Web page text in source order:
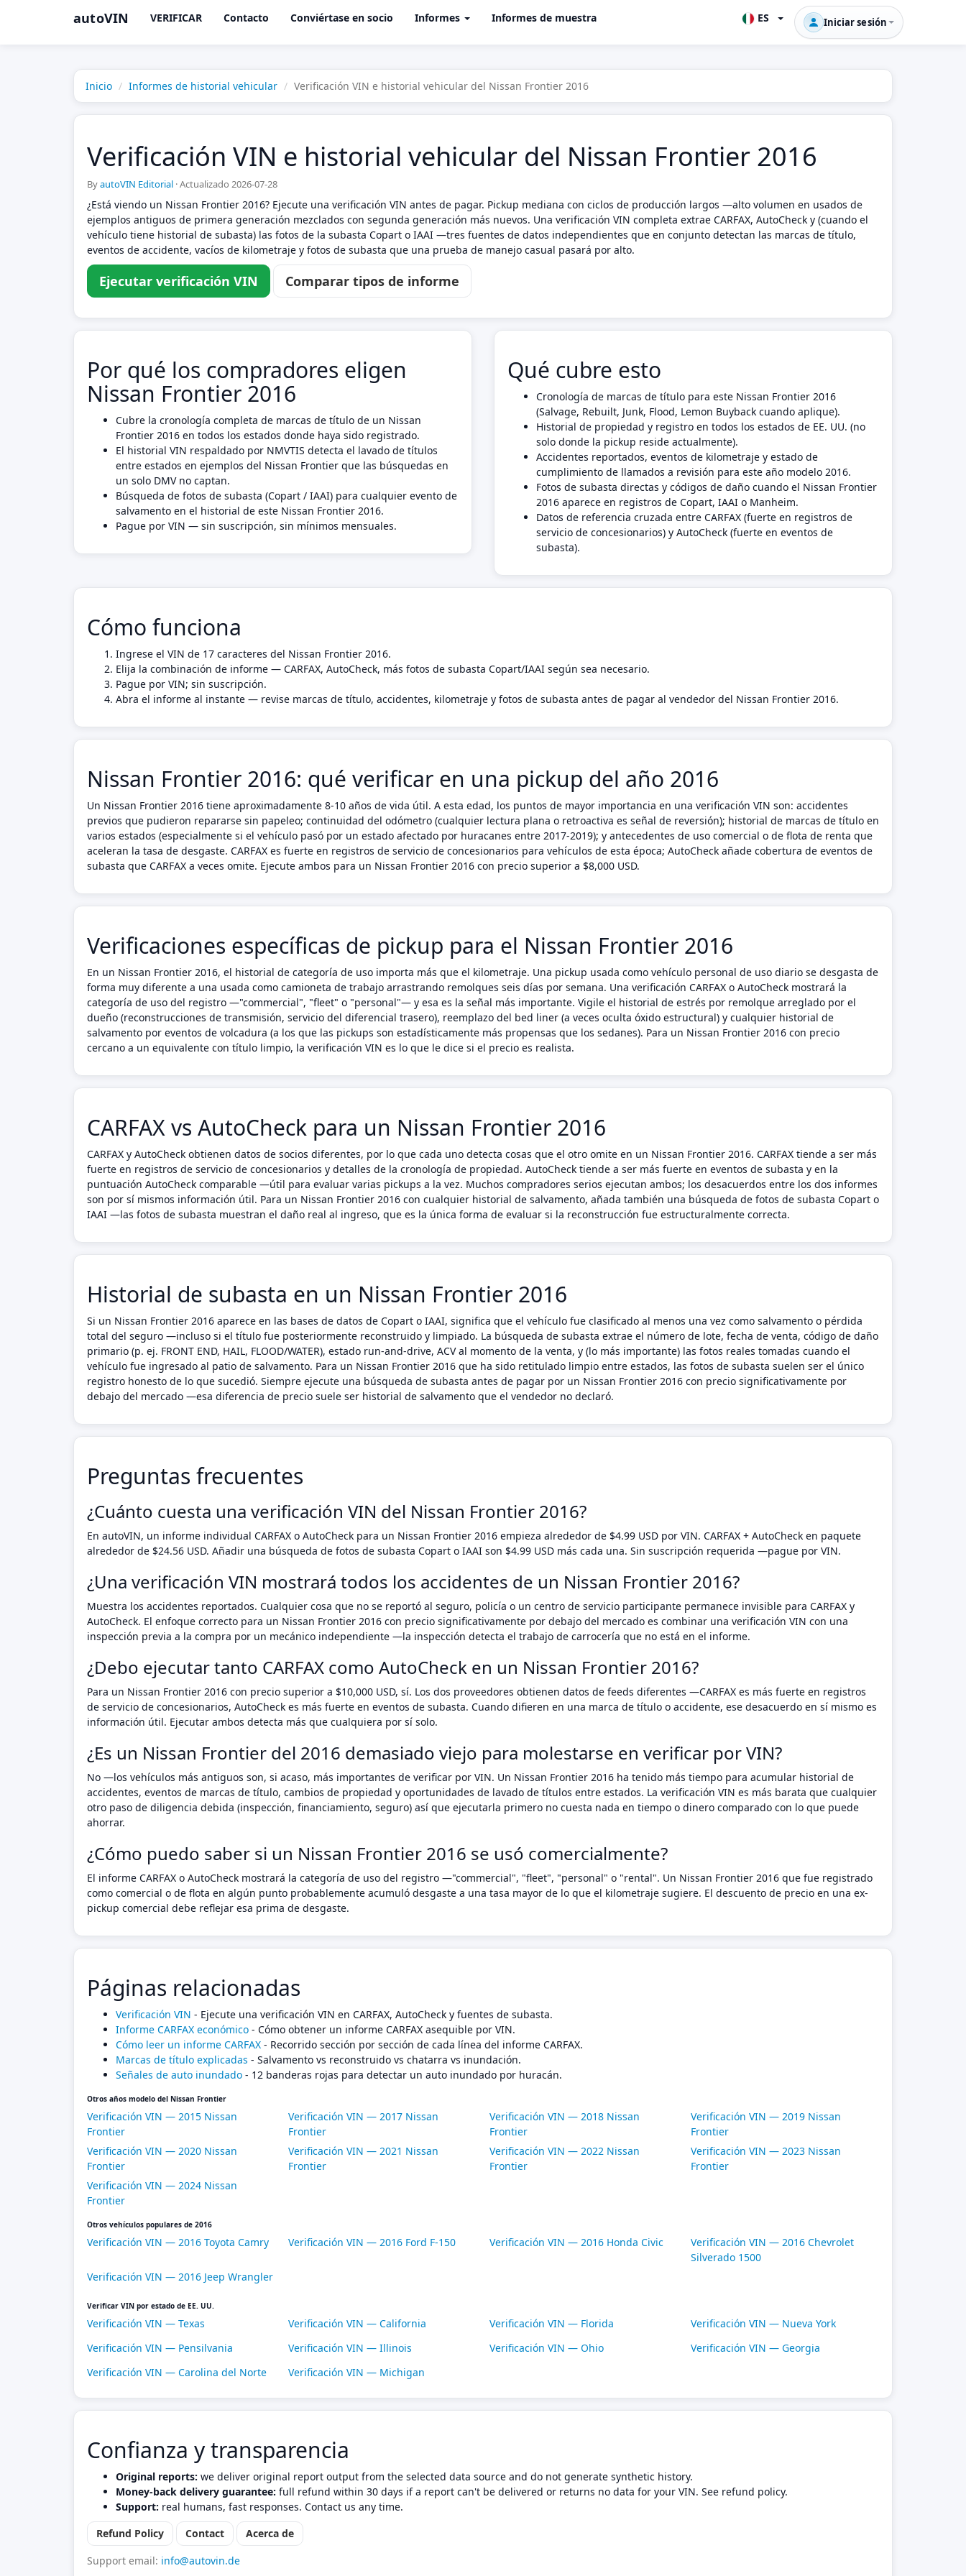
autoVIN VERIFICAR Contacto Conviértase en socio Informes Informes de muestra ES Iniciar sesión
Inicio Informes de historial vehicular Verificación VIN e historial vehicular del Nissan Frontier 2016
Verificación VIN e historial vehicular del Nissan Frontier 2016
ByautoVIN Editorial ·Actualizado 2026-07-28
¿Está viendo un Nissan Frontier 2016? Ejecute una verificación VIN antes de pagar. Pickup mediana con ciclos de producción largos —alto volumen en usados de
ejemplos antiguos de primera generación mezclados con segunda generación más nuevos. Una verificación VIN completa extrae CARFAX, AutoCheck y (cuando el
vehículo tiene historial de subasta) las fotos de la subasta Copart o IAAI —tres fuentes de datos independientes que en conjunto detectan las marcas de título,
eventos de accidente, vacíos de kilometraje y fotos de subasta que una prueba de manejo casual pasará por alto.
Ejecutar verificación VIN Comparar tipos de informe
Por qué los compradores eligen
Nissan Frontier 2016
Cubre la cronología completa de marcas de título de un Nissan
Frontier 2016 en todos los estados donde haya sido registrado.
El historial VIN respaldado por NMVTIS detecta el lavado de títulos
entre estados en ejemplos del Nissan Frontier que las búsquedas en
un solo DMV no captan.
Búsqueda de fotos de subasta (Copart / IAAI) para cualquier evento de
salvamento en el historial de este Nissan Frontier 2016.
Pague por VIN — sin suscripción, sin mínimos mensuales.
Qué cubre esto
Cronología de marcas de título para este Nissan Frontier 2016
(Salvage, Rebuilt, Junk, Flood, Lemon Buyback cuando aplique).
Historial de propiedad y registro en todos los estados de EE. UU. (no
solo donde la pickup reside actualmente).
Accidentes reportados, eventos de kilometraje y estado de
cumplimiento de llamados a revisión para este año modelo 2016.
Fotos de subasta directas y códigos de daño cuando el Nissan Frontier
2016 aparece en registros de Copart, IAAI o Manheim.
Datos de referencia cruzada entre CARFAX (fuerte en registros de
servicio de concesionarios) y AutoCheck (fuerte en eventos de
subasta).
Cómo funciona
Ingrese el VIN de 17 caracteres del Nissan Frontier 2016.
Elija la combinación de informe — CARFAX, AutoCheck, más fotos de subasta Copart/IAAI según sea necesario.
Pague por VIN; sin suscripción.
Abra el informe al instante — revise marcas de título, accidentes, kilometraje y fotos de subasta antes de pagar al vendedor del Nissan Frontier 2016.
Nissan Frontier 2016: qué verificar en una pickup del año 2016
Un Nissan Frontier 2016 tiene aproximadamente 8-10 años de vida útil. A esta edad, los puntos de mayor importancia en una verificación VIN son: accidentes
previos que pudieron repararse sin papeleo; continuidad del odómetro (cualquier lectura plana o retroactiva es señal de reversión); historial de marcas de título en
varios estados (especialmente si el vehículo pasó por un estado afectado por huracanes entre 2017-2019); y antecedentes de uso comercial o de flota de renta que
aceleran la tasa de desgaste. CARFAX es fuerte en registros de servicio de concesionarios para vehículos de esta época; AutoCheck añade cobertura de eventos de
subasta que CARFAX a veces omite. Ejecute ambos para un Nissan Frontier 2016 con precio superior a $8,000 USD.
Verificaciones específicas de pickup para el Nissan Frontier 2016
En un Nissan Frontier 2016, el historial de categoría de uso importa más que el kilometraje. Una pickup usada como vehículo personal de uso diario se desgasta de
forma muy diferente a una usada como camioneta de trabajo arrastrando remolques seis días por semana. Una verificación CARFAX o AutoCheck mostrará la
categoría de uso del registro —"commercial", "fleet" o "personal"— y esa es la señal más importante. Vigile el historial de estrés por remolque arreglado por el
dueño (reconstrucciones de transmisión, servicio del diferencial trasero), reemplazo del bed liner (a veces oculta óxido estructural) y cualquier historial de
salvamento por eventos de volcadura (a los que las pickups son estadísticamente más propensas que los sedanes). Para un Nissan Frontier 2016 con precio
cercano a un equivalente con título limpio, la verificación VIN es lo que le dice si el precio es realista.
CARFAX vs AutoCheck para un Nissan Frontier 2016
CARFAX y AutoCheck obtienen datos de socios diferentes, por lo que cada uno detecta cosas que el otro omite en un Nissan Frontier 2016. CARFAX tiende a ser más
fuerte en registros de servicio de concesionarios y detalles de la cronología de propiedad. AutoCheck tiende a ser más fuerte en eventos de subasta y en la
puntuación AutoCheck comparable —útil para evaluar varias pickups a la vez. Muchos compradores serios ejecutan ambos; los desacuerdos entre los dos informes
son por sí mismos información útil. Para un Nissan Frontier 2016 con cualquier historial de salvamento, añada también una búsqueda de fotos de subasta Copart o
IAAI —las fotos de subasta muestran el daño real al ingreso, que es la única forma de evaluar si la reconstrucción fue estructuralmente correcta.
Historial de subasta en un Nissan Frontier 2016
Si un Nissan Frontier 2016 aparece en las bases de datos de Copart o IAAI, significa que el vehículo fue clasificado al menos una vez como salvamento o pérdida
total del seguro —incluso si el título fue posteriormente reconstruido y limpiado. La búsqueda de subasta extrae el número de lote, fecha de venta, código de daño
primario (p. ej. FRONT END, HAIL, FLOOD/WATER), estado run-and-drive, ACV al momento de la venta, y (lo más importante) las fotos reales tomadas cuando el
vehículo fue ingresado al patio de salvamento. Para un Nissan Frontier 2016 que ha sido retitulado limpio entre estados, las fotos de subasta suelen ser el único
registro honesto de lo que sucedió. Siempre ejecute una búsqueda de subasta antes de pagar por un Nissan Frontier 2016 con precio significativamente por
debajo del mercado —esa diferencia de precio suele ser historial de salvamento que el vendedor no declaró.
Preguntas frecuentes
¿Cuánto cuesta una verificación VIN del Nissan Frontier 2016?
En autoVIN, un informe individual CARFAX o AutoCheck para un Nissan Frontier 2016 empieza alrededor de $4.99 USD por VIN. CARFAX + AutoCheck en paquete
alrededor de $24.56 USD. Añadir una búsqueda de fotos de subasta Copart o IAAI son $4.99 USD más cada una. Sin suscripción requerida —pague por VIN.
¿Una verificación VIN mostrará todos los accidentes de un Nissan Frontier 2016?
Muestra los accidentes reportados. Cualquier cosa que no se reportó al seguro, policía o un centro de servicio participante permanece invisible para CARFAX y
AutoCheck. El enfoque correcto para un Nissan Frontier 2016 con precio significativamente por debajo del mercado es combinar una verificación VIN con una
inspección previa a la compra por un mecánico independiente —la inspección detecta el trabajo de carrocería que no está en el informe.
¿Debo ejecutar tanto CARFAX como AutoCheck en un Nissan Frontier 2016?
Para un Nissan Frontier 2016 con precio superior a $10,000 USD, sí. Los dos proveedores obtienen datos de feeds diferentes —CARFAX es más fuerte en registros
de servicio de concesionarios, AutoCheck es más fuerte en eventos de subasta. Cuando difieren en una marca de título o accidente, ese desacuerdo en sí mismo es
información útil. Ejecutar ambos detecta más que cualquiera por sí solo.
¿Es un Nissan Frontier del 2016 demasiado viejo para molestarse en verificar por VIN?
No —los vehículos más antiguos son, si acaso, más importantes de verificar por VIN. Un Nissan Frontier 2016 ha tenido más tiempo para acumular historial de
accidentes, eventos de marcas de título, cambios de propiedad y oportunidades de lavado de títulos entre estados. La verificación VIN es más barata que cualquier
otro paso de diligencia debida (inspección, financiamiento, seguro) así que ejecutarla primero no cuesta nada en tiempo o dinero comparado con lo que puede
ahorrar.
¿Cómo puedo saber si un Nissan Frontier 2016 se usó comercialmente?
El informe CARFAX o AutoCheck mostrará la categoría de uso del registro —"commercial", "fleet", "personal" o "rental". Un Nissan Frontier 2016 que fue registrado
como comercial o de flota en algún punto probablemente acumuló desgaste a una tasa mayor de lo que el kilometraje sugiere. El descuento de precio en una ex-
pickup comercial debe reflejar esa prima de desgaste.
Páginas relacionadas
Verificación VIN - Ejecute una verificación VIN en CARFAX, AutoCheck y fuentes de subasta.
Informe CARFAX económico - Cómo obtener un informe CARFAX asequible por VIN.
Cómo leer un informe CARFAX - Recorrido sección por sección de cada línea del informe CARFAX.
Marcas de título explicadas - Salvamento vs reconstruido vs chatarra vs inundación.
Señales de auto inundado - 12 banderas rojas para detectar un auto inundado por huracán.
Otros años modelo del Nissan Frontier
Verificación VIN — 2015 Nissan
Frontier
Verificación VIN — 2017 Nissan
Frontier
Verificación VIN — 2018 Nissan
Frontier
Verificación VIN — 2019 Nissan
Frontier
Verificación VIN — 2020 Nissan
Frontier
Verificación VIN — 2021 Nissan
Frontier
Verificación VIN — 2022 Nissan
Frontier
Verificación VIN — 2023 Nissan
Frontier
Verificación VIN — 2024 Nissan
Frontier
Otros vehículos populares de 2016
Verificación VIN — 2016 Toyota Camry Verificación VIN — 2016 Ford F-150 Verificación VIN — 2016 Honda Civic
Verificación VIN — 2016 Chevrolet
Silverado 1500
Verificación VIN — 2016 Jeep Wrangler
Verificar VIN por estado de EE. UU.
Verificación VIN — Texas Verificación VIN — California Verificación VIN — Florida
Verificación VIN — Nueva York
Verificación VIN — Pensilvania
Verificación VIN — Illinois Verificación VIN — Ohio
Verificación VIN — Georgia
Verificación VIN — Carolina del Norte
Verificación VIN — Michigan
Confianza y transparencia
Original reports: we deliver original report output from the selected data source and do not generate synthetic history.
Money-back delivery guarantee: full refund within 30 days if a report can't be delivered or returns no data for your VIN. See refund policy.
Support: real humans, fast responses. Contact us any time.
Refund Policy
Contact
Acerca de
Support email: info@autovin.de